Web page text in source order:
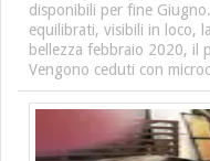
disponibili per fine
equilibrati, visibili in loco,
bellezza febbraio 2020, il
Vengono ceduti con